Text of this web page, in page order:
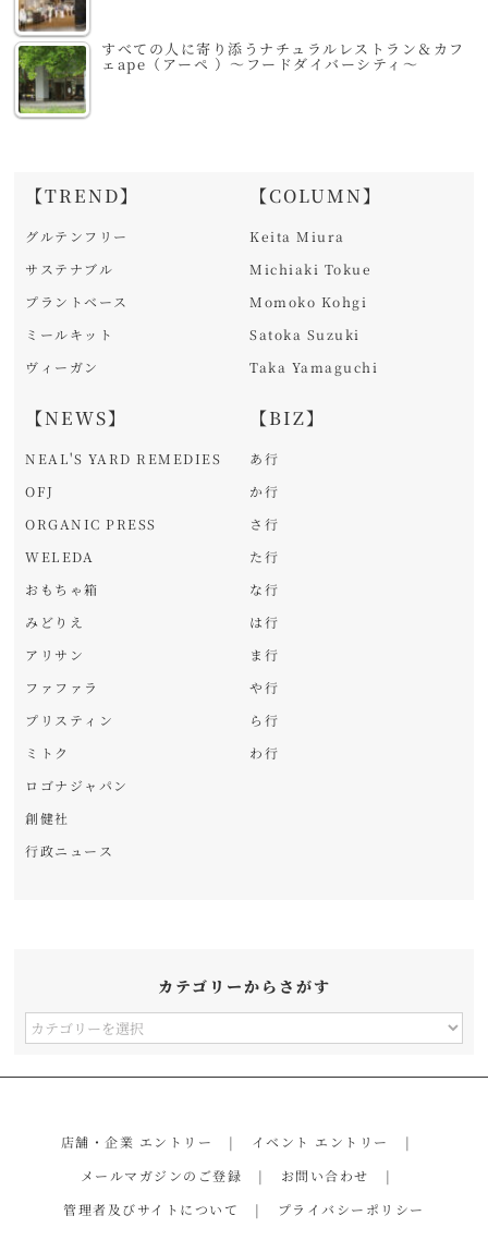
すべての人に寄り添うナチュラルレストラン＆カフ
ェape（アーペ ）～フードダイバーシティ～
【TREND】
グルテンフリー
サステナブル
プラントベース
ミールキット
ヴィーガン
【NEWS】
NEAL'S YARD REMEDIES
OFJ
ORGANIC PRESS
WELEDA
おもちゃ箱
みどりえ
アリサン
ファファラ
プリスティン
ミトク
ロゴナジャパン
創健社
行政ニュース
【COLUMN】
Keita Miura
Michiaki Tokue
Momoko Kohgi
Satoka Suzuki
Taka Yamaguchi
【BIZ】
あ行
か行
さ行
た行
な行
は行
ま行
や行
ら行
わ行
カテゴリーからさがす
カ
店舗・企業 エントリー
イベント エントリー
メールマガジンのご登録
お問い合わせ
管理者及びサイトについて
プライバシーポリシー